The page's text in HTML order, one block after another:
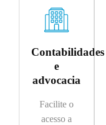
Contabilidades
e
advocacia
Facilite o
acesso a